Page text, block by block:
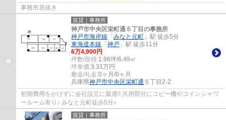
事務所居抜き
賃貸｜事務所
神戸市中央区栄町通５丁目の事務所
神戸市海岸線 「 みなと元町 」駅 徒歩5分
東海道本線 「 神戸 」駅 徒歩11分
6万4,900円
坪数/面積:1.96坪/6.49㎡
坪単価:3.31万円
敷金/礼金:0ヶ月/0ヶ月
兵庫県神戸市中央区栄町通 ５丁目2-2
初期費用をかけずに会社設立に最適!! 共用部分にコピー機やコインシャワ
ールーム有り♪ みなと元町徒歩5分♪
賃貸｜事務所